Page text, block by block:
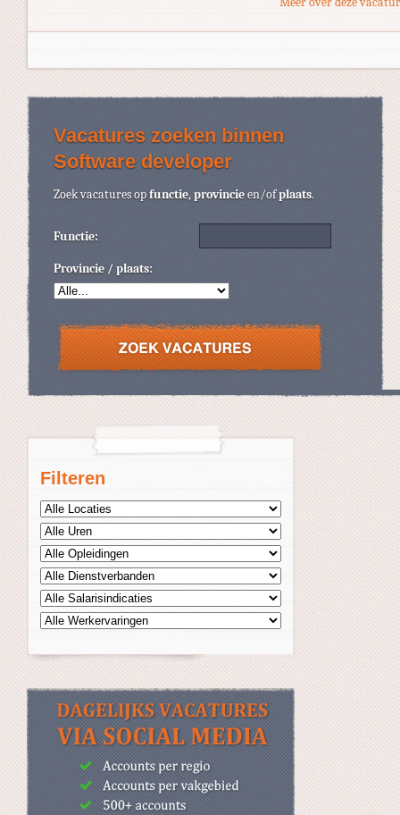
Filteren
Vacatures zoeken binnen
Software developer
Zoek vacatures opfunctie,provincieen/ofplaats.
Functie:
Provincie / plaats: